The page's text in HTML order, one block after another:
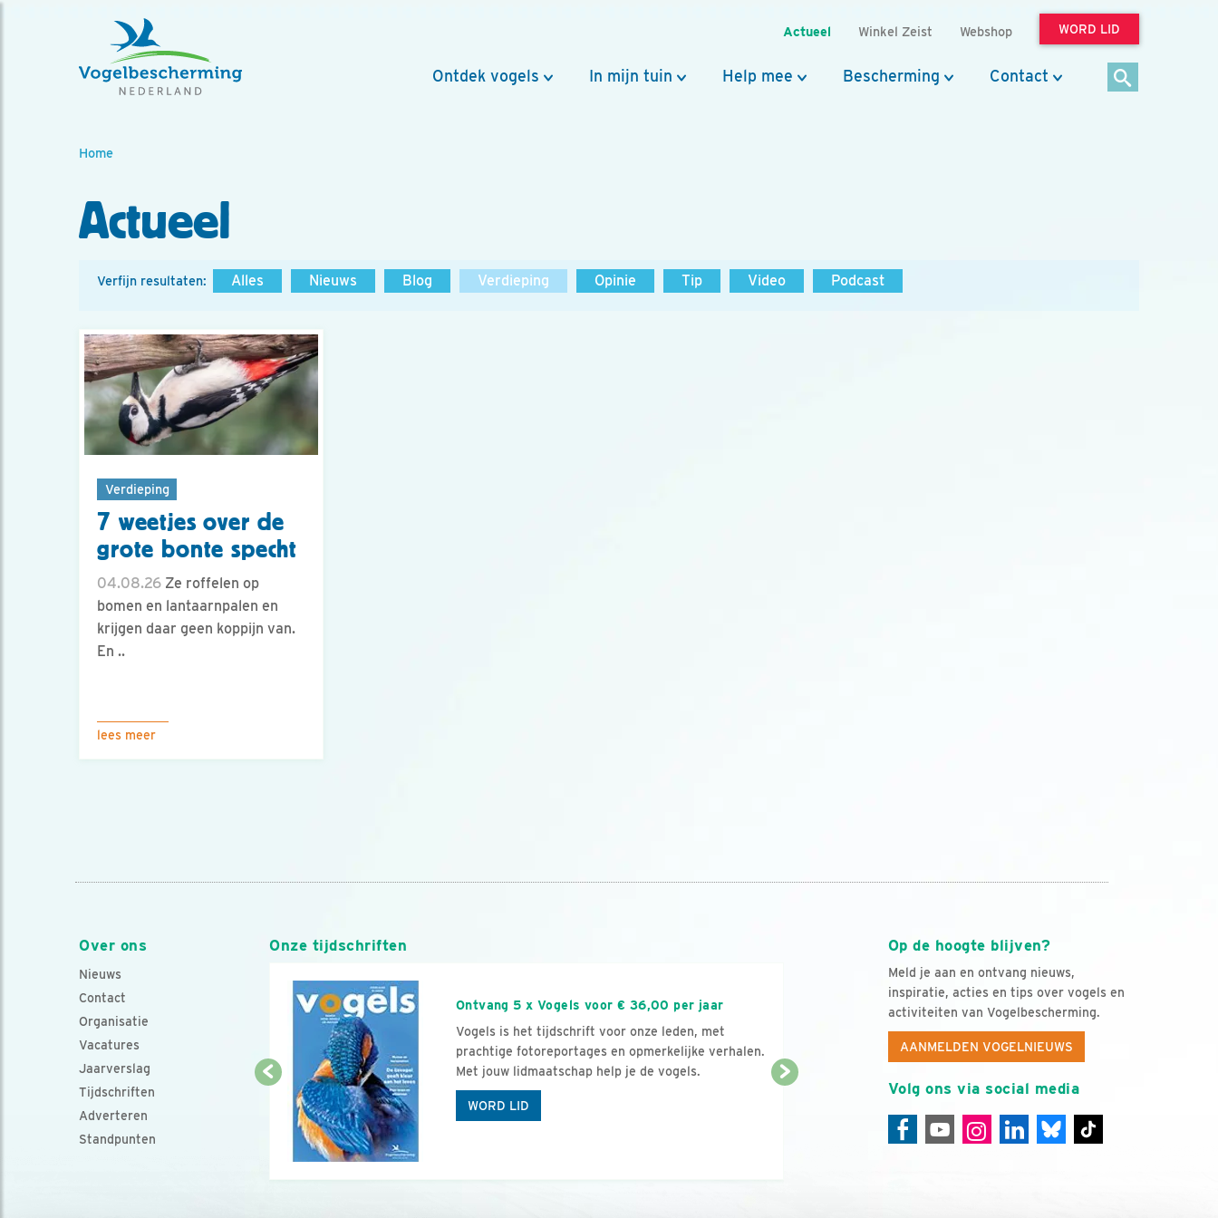
Actueel Winkel Zeist Webshop WORD LID
Ontdek vogels In mijn tuin Help mee Bescherming Contact
Home
Actueel
Verfijn resultaten: Alles Nieuws Blog Verdieping Opinie Tip Video Podcast
Verdieping
7 weetjes over de
grote bonte specht
04.08.26 Ze roffelen op
bomen en lantaarnpalen en
krijgen daar geen koppijn van.
En ..
lees meer
Over ons
Nieuws
Contact
Organisatie
Vacatures
Jaarverslag
Tijdschriften
Adverteren
Standpunten
Op de hoogte blijven?
Meld je aan en ontvang nieuws,
inspiratie, acties en tips over vogels en
activiteiten van Vogelbescherming.
AANMELDEN VOGELNIEUWS
Volg ons via social media
Onze tijdschriften
Ontvang 5 x Vogels voor € 36,00 per jaar
Vogels is het tijdschrift voor onze leden, met
prachtige fotoreportages en opmerkelijke verhalen.
Met jouw lidmaatschap help je de vogels.
WORD LID